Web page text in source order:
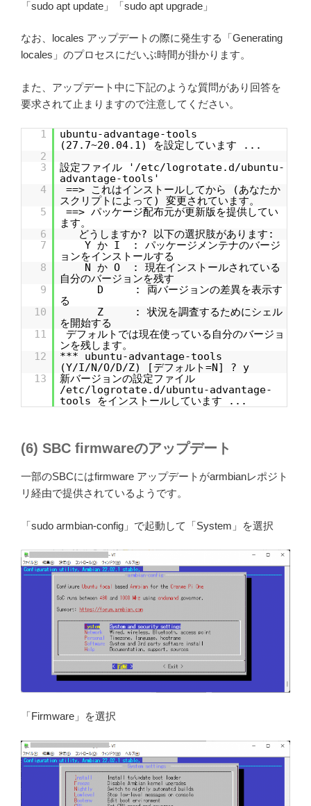
「sudo apt update」「sudo apt upgrade」
なお、locales アップデートの際に発生する「Generating
locales」のプロセスにだいぶ時間が掛かります。
また、アップデート中に下記のような質問があり回答を
要求されて止まりますので注意してください。
1
ubuntu-advantage-tools
(27.7~20.04.1) を設定しています ...
2
3
設定ファイル '/etc/logrotate.d/ubuntu-
advantage-tools'
4
==> これはインストールしてから (あなたか
スクリプトによって) 変更されています。
5
==> パッケージ配布元が更新版を提供してい
ます。
6
どうしますか? 以下の選択肢があります:
7
Y か I : パッケージメンテナのバージ
ョンをインストールする
8
N か O : 現在インストールされている
自分のバージョンを残す
9
D : 両バージョンの差異を表示す
る
10
Z : 状況を調査するためにシェル
を開始する
11
デフォルトでは現在使っている自分のバージョ
ンを残します。
12
*** ubuntu-advantage-tools
(Y/I/N/O/D/Z) [デフォルト=N] ? y
13
新バージョンの設定ファイル
/etc/logrotate.d/ubuntu-advantage-
tools をインストールしています ...
(6) SBC firmwareのアップデート
一部のSBCにはfirmware アップデートがarmbianレポジト
リ経由で提供されているようです。
「sudo armbian-config」で起動して「System」を選択
「Firmware」を選択